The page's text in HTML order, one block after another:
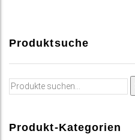
Produktsuche
Suche
Produkt-Kategorien